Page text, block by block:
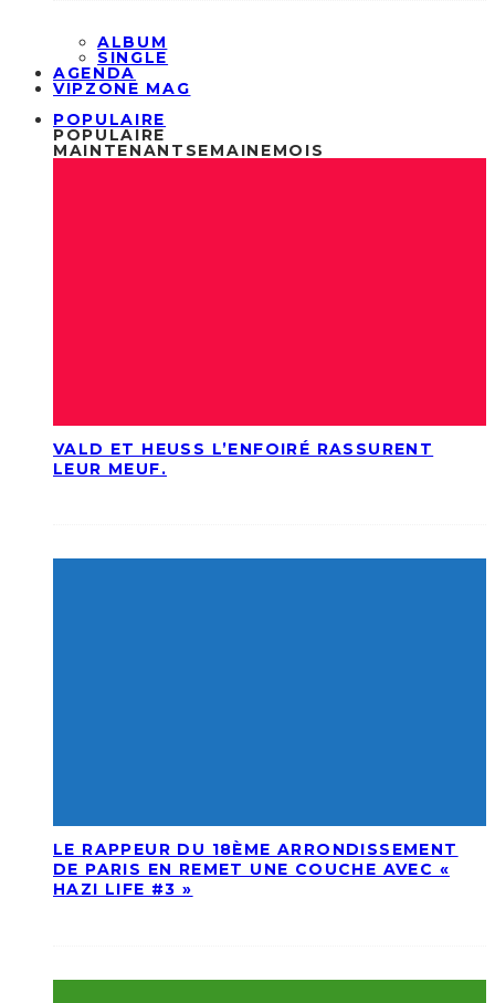
ALBUM
SINGLE
AGENDA
VIPZONE MAG
POPULAIRE
POPULAIRE
MAINTENANT SEMAINEMOIS
VALD ET HEUSS L’ENFOIRÉ RASSURENT
LEUR MEUF.
LE RAPPEUR DU 18ÈME ARRONDISSEMENT
DE PARIS EN REMET UNE COUCHE AVEC «
HAZI LIFE #3 »